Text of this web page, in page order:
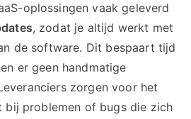
oplossingen vaak geleverd
, zodat je altijd werkt met
de software. Dit bespaart tijd
er geen handmatige
zorgen voor het
bij problemen of bugs die zich